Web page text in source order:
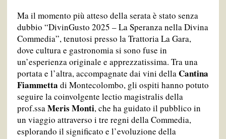
Ma il momento più atteso della serata è stato senza
dubbio “DivinGusto 2025 – La Speranza nella Divina
Commedia”, tenutosi presso la Trattoria La Gara,
dove cultura e gastronomia si sono fuse in
un’esperienza originale e apprezzatissima. Tra una
portata e l’altra, accompagnate dai vini dellaCantina
Fiammetta di Montecolombo, gli ospiti hanno potuto
seguire la coinvolgente lectio magistralis della
prof.ssaMeris Monti, che ha guidato il pubblico in
un viaggio attraverso i tre regni della Commedia,
esplorando il significato e l’evoluzione della